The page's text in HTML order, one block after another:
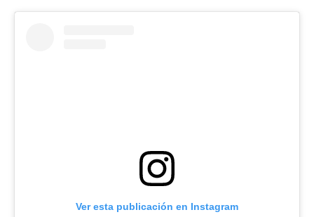
Ver esta publicación en Instagram